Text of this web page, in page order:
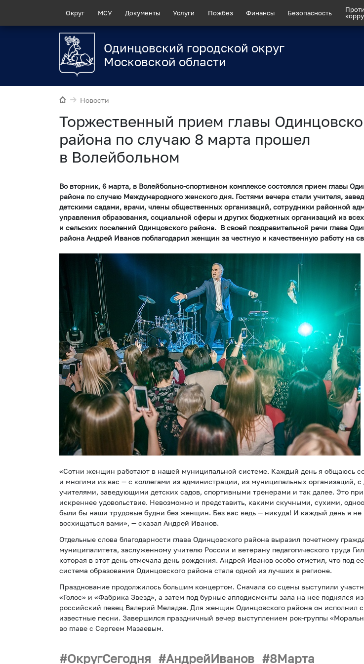
Округ МСУ Документы Услуги Пожбез Финансы Безопасность
Одинцовский городской округ
Московской области
Новости
Торжественный прием главы
района по случаю 8 марта прошел
в Волейбольном
Во вторник, 6 марта, в Волейбольно-спортивном комплексе состоялся прием главы
района по случаю Международного женского дня. Гостями вечера стали учителя,
детскими садами, врачи, члены общественных организаций, сотрудники районной
управления образования, социальной сферы и других бюджетных организаций из
и сельских поселений Одинцовского района. В своей поздравительной речи глава
района Андрей Иванов поблагодарил женщин за честную и качественную работу на
«Сотни женщин работают в нашей муниципальной системе. Каждый день я общаюсь
и многими из вас — с коллегами из администрации, из муниципальных организаций, с
учителями, заведующими детских садов, спортивными тренерами и так далее. Это
искреннее удовольствие. Невозможно и представить, какими скучными, сухими,
были бы наши трудовые будни без женщин. Без вас ведь — никуда! И каждый день я не
восхищаться вами», — сказал Андрей Иванов.
Отдельные слова благодарности глава Одинцовского района выразил почетному
муниципалитета, заслуженному учителю России и ветерану педагогического труда
которая в этот день отмечала день рождения. Андрей Иванов особо отметил, что под
система образования Одинцовского района стала одной из лучших в регионе.
Празднование продолжилось большим концертом. Сначала со сцены выступили
«Голос» и «Фабрика Звезд», а затем под бурные аплодисменты зала на нее поднялся
российский певец Валерий Меладзе. Для женщин Одинцовского района он исполнил
известные песни. Завершился праздничный вечер выступлением рок-группы
во главе с Сергеем Мазаевым.
ОкругСегодня АндрейИванов 8Марта